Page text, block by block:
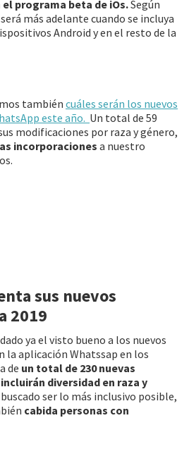
programa beta de iOs.Según
más adelante cuando se incluya
Android y en el resto de la
también cuáles serán los nuevos
este año. Un total de 59
modificaciones por raza y género,
incorporaciones a nuestro
sus nuevos
2019
ya el visto bueno a los nuevos
la aplicación Whatssap en los
de un total de 230 nuevas
diversidad en raza y
ser lo más inclusivo posible,
cabida personas con